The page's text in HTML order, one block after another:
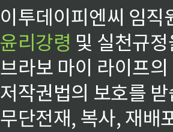
이투데이피엔씨 임
윤리강령 및 실천규
브라보 마이 라이프
저작권법의 보호를
무단전재, 복사, 재배